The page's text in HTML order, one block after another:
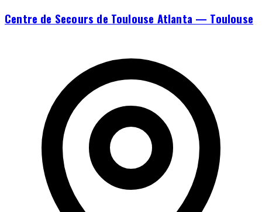
Centre de Secours de Toulouse Atlanta — Toulouse